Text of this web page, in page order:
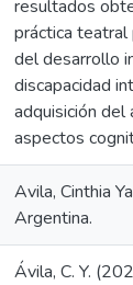
resultados
práctica
del desarrollo
discapacidad
adquisición del
aspectos
Avila, Cinthia
Argentina.
Ávila, C. Y.